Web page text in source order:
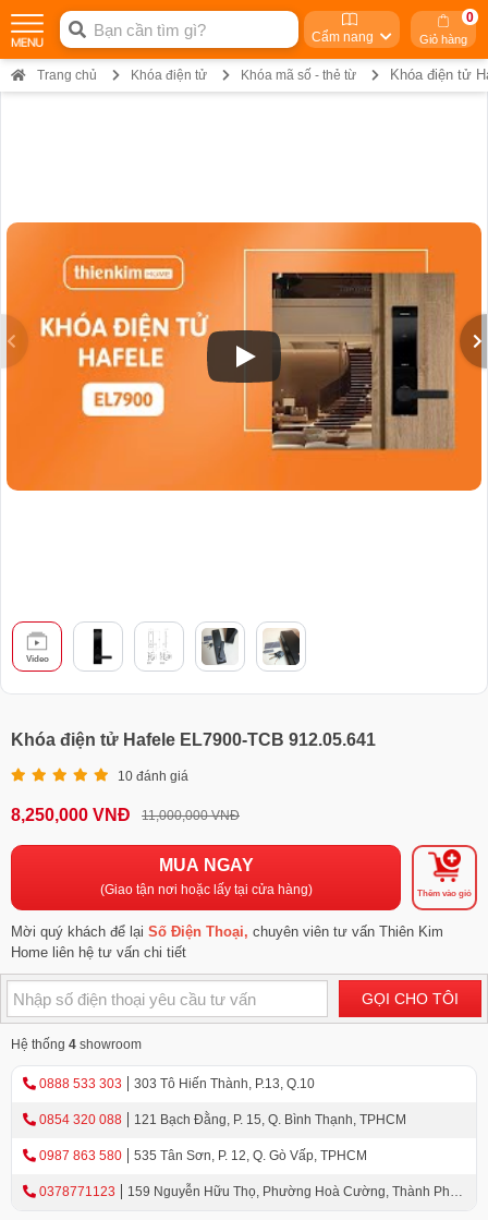
Cẩm nang Giỏ hàng
0
Trang chủ Khóa điện tử Khóa mã số - thẻ từ Khóa điện tử
Video
Khóa điện tử Hafele EL7900-TCB 912.05.641
10 đánh giá
8,250,000 VNĐ 11,000,000 VNĐ
MUA NGAY
(Giao tận nơi hoặc lấy tại cửa hàng) Thêm vào giỏ
Mời quý khách để lại Số Điện Thoại, chuyên viên tư vấn Thiên Kim
Home liên hệ tư vấn chi tiết
GỌI CHO TÔI
Hệ thống 4 showroom
0888 533 303 303 Tô Hiến Thành, P.13, Q.10
0854 320 088 121 Bạch Đằng, P. 15, Q. Bình Thạnh, TPHCM
0987 863 580 535 Tân Sơn, P. 12, Q. Gò Vấp, TPHCM
0378771123
159 Nguyễn Hữu Thọ, Phường Hoà Cường, Thành Phố